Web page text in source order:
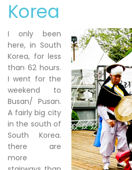
Korea
I only been
here, in South
Korea, for less
than 62 hours.
I went for the
weekend to
Busan/ Pusan.
A fairly big city
in the south of
South Korea.
there are
more